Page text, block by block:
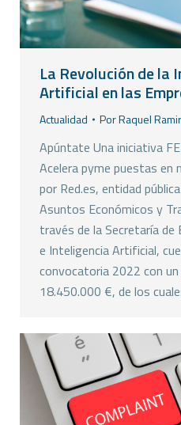
La Revolución de la
Artificial en las
Actualidad PorRaquel
Apúntate Una iniciativa
Acelera pyme puestas en
por Red.es, entidad
Asuntos Económicos y
través de la Secretaría
e Inteligencia Artificial,
convocatoria 2022 con
18.450.000 €, de los